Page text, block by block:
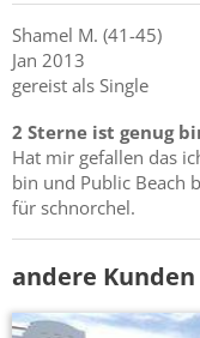
Shamel M. (41-45)
Jan 2013
gereist als Single
2 Sterne ist genug
Hat mir gefallen das
bin und Public Beach
für schnorchel.
andere